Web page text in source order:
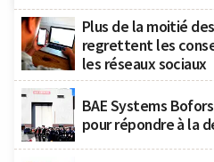
Plus de la moitié
regrettent les
les réseaux sociaux
BAE Systems
pour répondre à la